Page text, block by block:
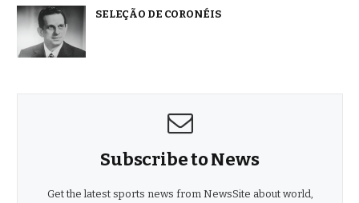
SELEÇÃO DE CORONÉIS
Subscribe to News
Get the latest sports news from NewsSite about world,